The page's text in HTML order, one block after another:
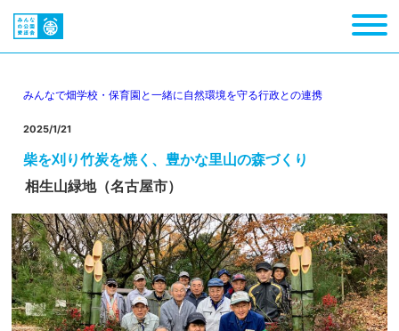
みんなで畑学校・保育園と一緒に自然環境を守る行政との連携
2025/1/21
柴を刈り竹炭を焼く、豊かな里山の森づくり
相生山緑地（名古屋市）